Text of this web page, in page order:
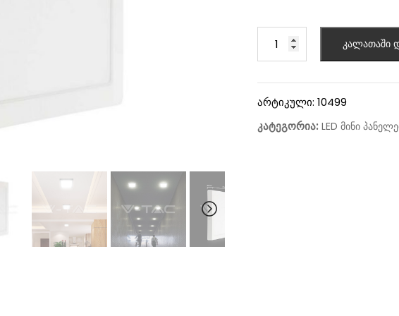
კალათაში
არტიკული: 10499
კატეგორია: LED მინი